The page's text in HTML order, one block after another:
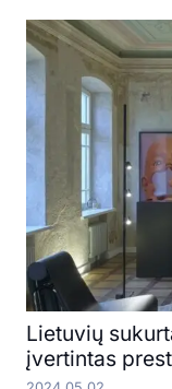
Lietuvių
įvertintas